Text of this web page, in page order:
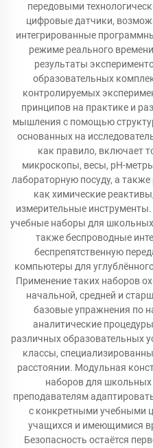
передовыми
цифровые датчики,
интегрированные
режиме реального
результаты
образовательных
контролируемых
принципов на практике и
мышления с помощью
основанных на
как правило, включает
микроскопы, весы, pH-
лабораторную посуду, а
как химические
измерительные инструменты.
учебные наборы для
также беспроводные
беспрепятственную
компьютеры для
Применение таких наборов
начальной, средней и
базовые упражнения по
аналитические
различных образовательных
классы,
расстоянии. Модульная
наборов для школьных
преподавателям
с конкретными учебными
учащихся и имеющимися
Безопасность остаётся